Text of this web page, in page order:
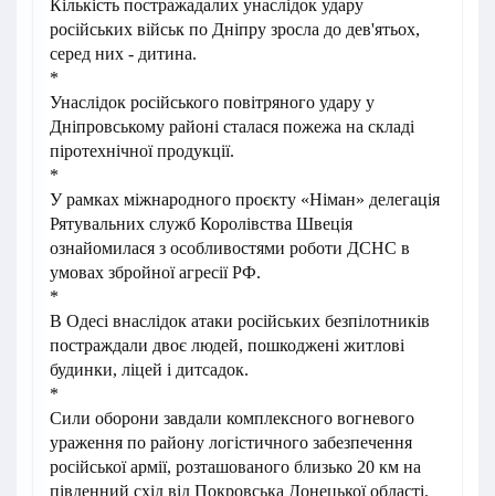
Кількість постражадалих унаслідок удару
російських військ по Дніпру зросла до дев'ятьох,
серед них - дитина.
*
Унаслідок російського повітряного удару у
Дніпровському районі сталася пожежа на складі
піротехнічної продукції.
*
У рамках міжнародного проєкту «Німан» делегація
Рятувальних служб Королівства Швеція
ознайомилася з особливостями роботи ДСНС в
умовах збройної агресії РФ.
*
В Одесі внаслідок атаки російських безпілотників
постраждали двоє людей, пошкоджені житлові
будинки, ліцей і дитсадок.
*
Сили оборони завдали комплексного вогневого
ураження по району логістичного забезпечення
російської армії, розташованого близько 20 км на
південний схід від Покровська Донецької області.